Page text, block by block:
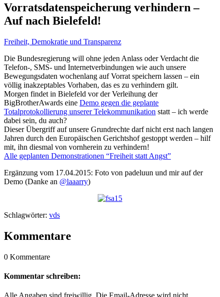
Vorratsdatenspeicherung verhindern –
Auf nach Bielefeld!
Freiheit, Demokratie und Transparenz
Die Bundesregierung will ohne jeden Anlass oder Verdacht die
Telefon-, SMS- und Internetverbindungen wie auch unsere
Bewegungsdaten wochenlang auf Vorrat speichern lassen – ein
völlig inakzeptables Vorhaben, das es zu verhindern gilt.
Morgen findet in Bielefeld vor der Verleihung der
BigBrotherAwards eine Demo gegen die geplante
Totalprotokollierung unserer Telekommunikation statt – ich werde
dabei sein, du auch?
Dieser Übergriff auf unsere Grundrechte darf nicht erst nach langen
Jahren durch den Europäischen Gerichtshof gestoppt werden – hilf
mit, ihn diesmal von vornherein zu verhindern!
Alle geplanten Demonstrationen “Freiheit statt Angst”
Ergänzung vom 17.04.2015: Foto von padeluun und mir auf der
Demo (Danke an @laaarry)
Schlagwörter: vds
Kommentare
0 Kommentare
Kommentar schreiben: